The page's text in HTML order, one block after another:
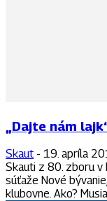
„Dajte nám
Skaut - 19. apríla
Skauti z 80. zboru v
súťaže Nové
klubovne. Ako?